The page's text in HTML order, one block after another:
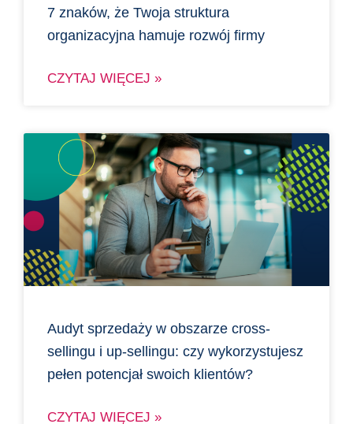
7 znaków, że Twoja struktura
organizacyjna hamuje rozwój firmy
CZYTAJ WIĘCEJ »
Audyt sprzedaży w obszarze cross-
sellingu i up-sellingu: czy wykorzystujesz
pełen potencjał swoich klientów?
CZYTAJ WIĘCEJ »